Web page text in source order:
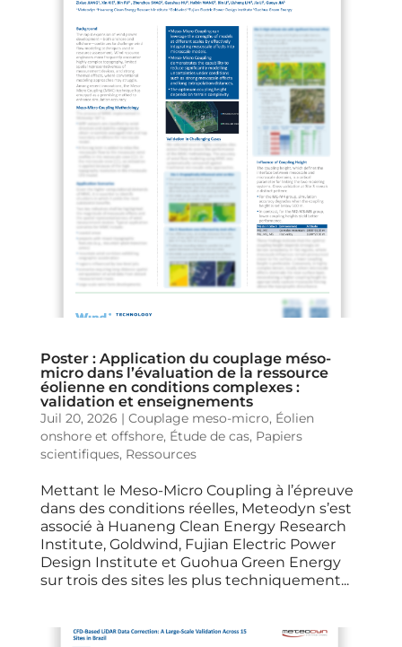
Poster : Application du couplage méso-
micro dans l’évaluation de la ressource
éolienne en conditions complexes :
validation et enseignements
Juil 20, 2026 | Couplage meso-micro, Éolien
onshore et offshore, Étude de cas, Papiers
scientifiques, Ressources
Mettant le Meso-Micro Coupling à l’épreuve
dans des conditions réelles, Meteodyn s’est
associé à Huaneng Clean Energy Research
Institute, Goldwind, Fujian Electric Power
Design Institute et Guohua Green Energy
sur trois des sites les plus techniquement...